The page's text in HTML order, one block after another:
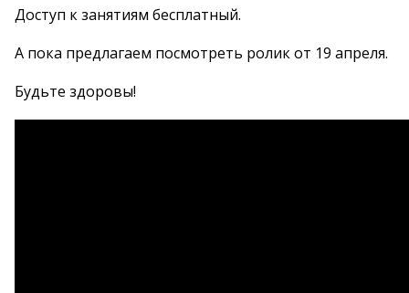
Доступ к занятиям бесплатный.
А пока предлагаем посмотреть ролик от 19 апреля.
Будьте здоровы!